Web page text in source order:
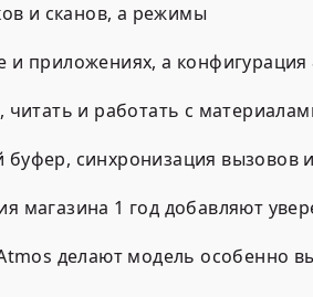
и сканов, а режимы
приложениях, а конфигурация
и работать с
синхронизация вызовов
магазина 1 год добавляют
делают модель особенно